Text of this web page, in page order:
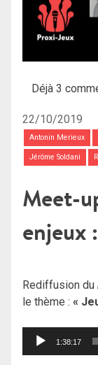
Déjà 3
22/10/2019
Antonin Merieux
Jérôme Soldani
Meet-
enjeux
Rediffusion du
le thème : «
Lecteur
1:38:17